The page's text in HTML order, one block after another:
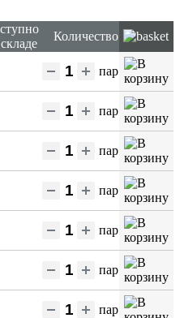
Количество
пар
пар
пар
пар
пар
пар
пар